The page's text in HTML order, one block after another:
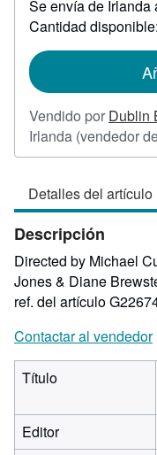
Se envía de Irlanda
Cantidad
Vendido por Dublin
Irlanda (vendedor
Detalles del artículo
Descripción
Directed by Michael
Jones & Diane
ref. del artículo
Contactar al vendedor
Título
Editor